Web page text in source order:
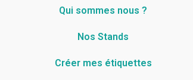
Qui sommes nous ?
Nos Stands
Créer mes étiquettes